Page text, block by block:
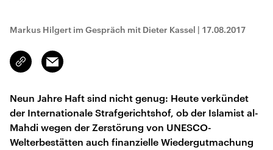
Markus Hilgert im Gespräch mit Dieter Kassel | 17.08.2017
Link
kopieren/teilen
Email
Neun Jahre Haft sind nicht genug: Heute verkündet
der Internationale Strafgerichtshof, ob der Islamist al-
Mahdi wegen der Zerstörung von UNESCO-
Welterbestätten auch finanzielle Wiedergutmachung